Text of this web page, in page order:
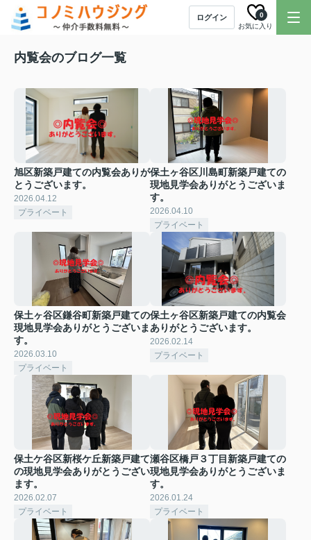
ログイン
お気に入り
0
内覧会のブログ一覧
旭区新築戸建ての内覧会ありが
とうございます。
2026.04.12
プライベート
保土ヶ谷区川島町新築戸建ての
現地見学会ありがとうございま
す。
2026.04.10
プライベート
保土ヶ谷区鎌谷町新築戸建ての
現地見学会ありがとうございま
す。
2026.03.10
プライベート
保土ヶ谷区新築戸建ての内覧会
ありがとうございます。
2026.02.14
プライベート
保土ケ谷区新桜ケ丘新築戸建て
の現地見学会ありがとうござい
ます。
2026.02.07
プライベート
瀬谷区橋戸３丁目新築戸建ての
現地見学会ありがとうございま
す。
2026.01.24
プライベート